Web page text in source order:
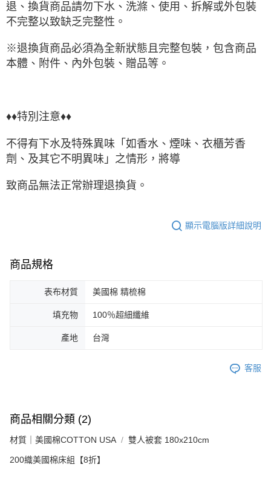
退、換貨商品請勿下水、洗滌、使用、拆解或外包裝
不完整以致缺乏完整性。
※退換貨商品必須為全新狀態且完整包裝，包含商品
本體、附件、內外包裝、贈品等。
♦♦特別注意♦♦
不得有下水及特殊異味「如香水、煙味、衣櫃芳香
劑、及其它不明異味」之情形，將導
致商品無法正常辦理退換貨。
顯示電腦版詳細說明
商品規格
表布材質 美國棉 精梳棉
填充物 100％超細纖維
產地 台灣
客服
商品相關分類 (2)
材質｜美國棉COTTON USA 雙人被套 180x210cm
200織美國棉床組【8折】